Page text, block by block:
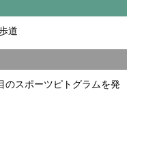
道
スポーツピトグラムを発